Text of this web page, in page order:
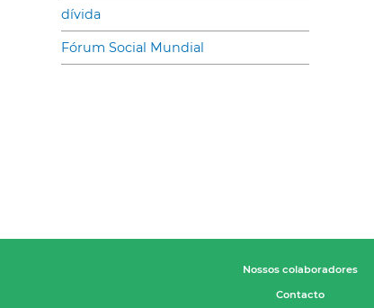
dívida
Fórum Social Mundial
Nossos colaboradores
Contacto